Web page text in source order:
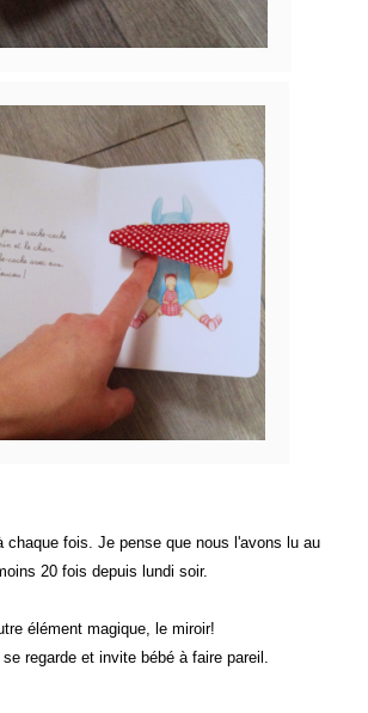
chaque fois. Je pense que nous l'avons lu au
20 fois depuis lundi soir.
élément magique, le miroir!
se regarde et invite bébé à faire pareil.